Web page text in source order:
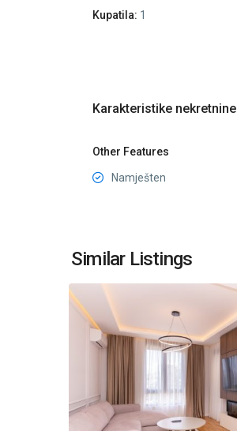
Kupatila: 1
Karakteristike nekretnine
Other Features
Namješten
Similar Listings
Kvart
Podgorica